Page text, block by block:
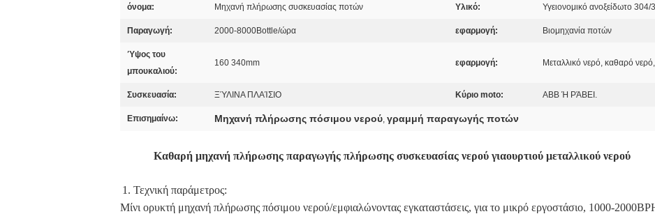
όνομα: Μηχανή πλήρωσης συσκευασίας ποτών Υλικό: Υγειονομικό ανοξείδωτο 304/
Παραγωγή: 2000-8000Bottle/ώρα εφαρμογή: Βιομηχανία ποτών
Ύψος του
μπουκαλιού:
160 340mm εφαρμογή: Μεταλλικό νερό, καθαρό
Συσκευασία: ΞΎΛΙΝΑ ΠΛΑΊΣΙΟ Κύριο moto: ABB Ή ΡΆΒΕΙ.
Επισημαίνω: Μηχανή πλήρωσης πόσιμου νερού, γραμμή παραγωγής ποτών
Καθαρή μηχανή πλήρωσης παραγωγής πλήρωσης συσκευασίας νερού γιαουρτιού μεταλλικού νερού
1. Τεχνική παράμετρος:
Μίνι ορυκτή μηχανή πλήρωσης πόσιμου νερού/εμφιαλώνοντας εγκαταστάσεις, για το μικρό εργοστάσιο, 1000-